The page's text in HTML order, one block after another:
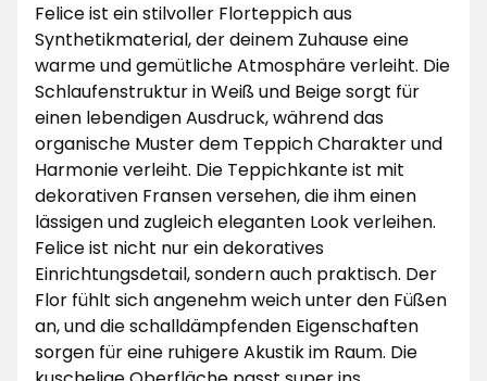
Felice ist ein stilvoller Florteppich aus
Synthetikmaterial, der deinem Zuhause eine
warme und gemütliche Atmosphäre verleiht. Die
Schlaufenstruktur in Weiß und Beige sorgt für
einen lebendigen Ausdruck, während das
organische Muster dem Teppich Charakter und
Harmonie verleiht. Die Teppichkante ist mit
dekorativen Fransen versehen, die ihm einen
lässigen und zugleich eleganten Look verleihen.
Felice ist nicht nur ein dekoratives
Einrichtungsdetail, sondern auch praktisch. Der
Flor fühlt sich angenehm weich unter den Füßen
an, und die schalldämpfenden Eigenschaften
sorgen für eine ruhigere Akustik im Raum. Die